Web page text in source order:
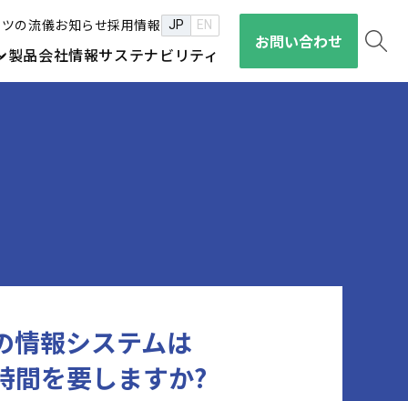
の流儀お知らせ採用情報 JP EN
製品会社情報サステナビリティ
お問い合わせ
情報システムは
間を要しますか?